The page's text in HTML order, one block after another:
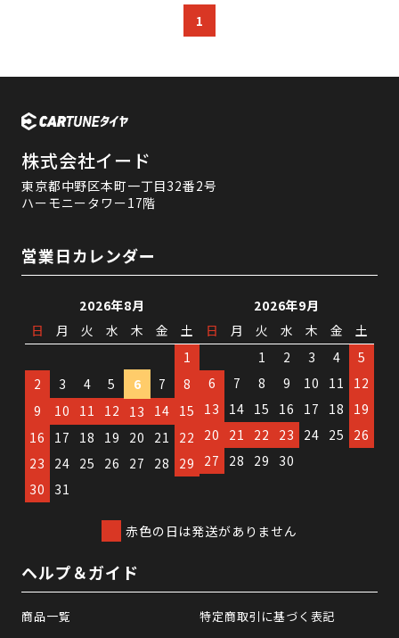
1
株式会社イード
東京都中野区本町一丁目32番2号
ハーモニータワー17階
営業日カレンダー
2026年8月
日
月 火 水 木 金
土
1
2
3 4 5 6 7
8
9
10 11 12 13 14 15
16
17 18 19 20 21
22
23
24 25 26 27 28
29
30
31
2026年9月
日
月 火 水 木 金
土
1
2 3 4
5
6
7 8 9 10 11
12
13
14 15 16 17 18
19
20
21 22 23 24 25
26
27
28 29 30
赤色の日は発送がありません
ヘルプ＆ガイド
商品一覧
特定商取引に基づく表記